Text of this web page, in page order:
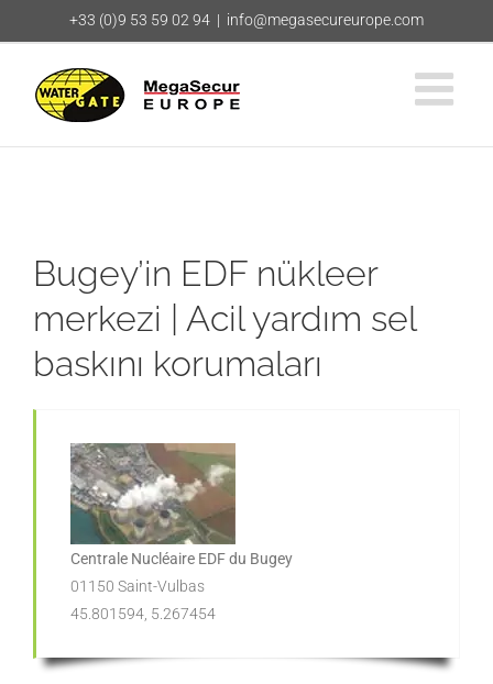
to
+33 (0)9 53 59 02 94 | info@megasecureurope.com
Bugey’in EDF nükleer
merkezi | Acil yardım sel
baskını korumaları
Centrale Nucléaire EDF du Bugey
01150 Saint-Vulbas
45.801594, 5.267454